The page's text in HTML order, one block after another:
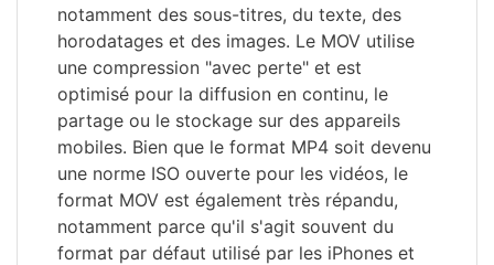
notamment des sous-titres, du texte, des
horodatages et des images. Le MOV utilise
une compression "avec perte" et est
optimisé pour la diffusion en continu, le
partage ou le stockage sur des appareils
mobiles. Bien que le format MP4 soit devenu
une norme ISO ouverte pour les vidéos, le
format MOV est également très répandu,
notamment parce qu'il s'agit souvent du
format par défaut utilisé par les iPhones et